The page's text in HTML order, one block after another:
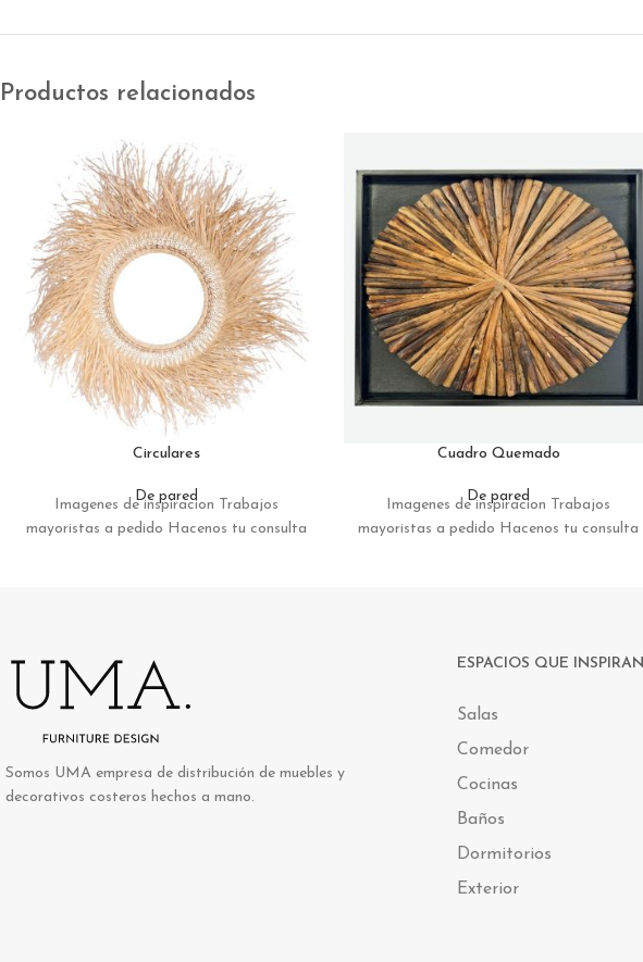
Productos relacionados
Circulares
De pared
Imagenes de inspiracion Trabajos
mayoristas a pedido Hacenos tu consulta
Cuadro Quemado
De pared
Imagenes de inspiracion Trabajos
mayoristas a pedido Hacenos tu consulta
Somos UMA empresa de distribución de muebles y
decorativos costeros hechos a mano.
ESPACIOS QUE INSPIRAN
Salas
Comedor
Cocinas
Baños
Dormitorios
Exterior